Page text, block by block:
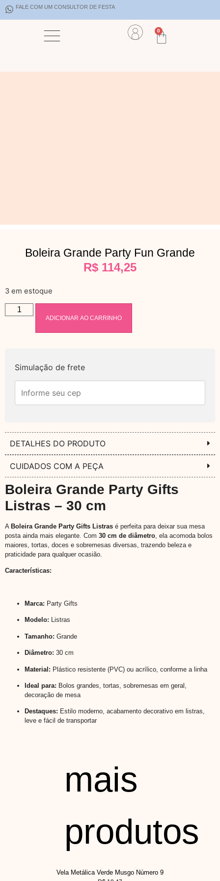
FALE COM UM CONSULTOR DE FESTA
0
Boleira Grande Party Fun Grande
R$ 114,25
3 em estoque
ADICIONAR AO CARRINHO
Simulação de frete
DETALHES DO PRODUTO
CUIDADOS COM A PEÇA
Boleira Grande Party Gifts
Listras – 30 cm
A Boleira Grande Party Gifts Listras é perfeita para deixar sua mesa
posta ainda mais elegante. Com 30 cm de diâmetro , ela acomoda bolos
maiores, tortas, doces e sobremesas diversas, trazendo beleza e
praticidade para qualquer ocasião.
Características:
Marca: Party Gifts
Modelo: Listras
Tamanho: Grande
Diâmetro: 30 cm
Material: Plástico resistente (PVC) ou acrílico, conforme a linha
Ideal para: Bolos grandes, tortas, sobremesas em geral,
decoração de mesa
Destaques: Estilo moderno, acabamento decorativo em listras,
leve e fácil de transportar
mais
produtos
Vela Metálica Verde Musgo Número 9